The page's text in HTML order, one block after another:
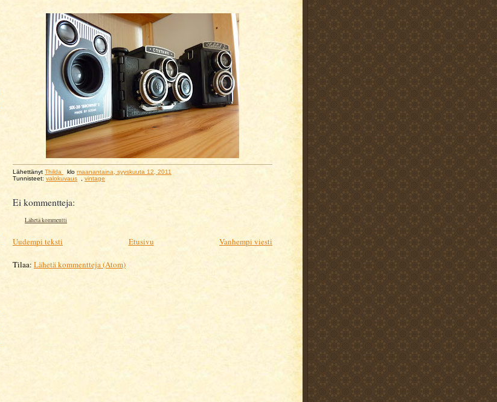
Lähettänyt Thilda klo maanantaina, syyskuuta 12, 2011
Tunnisteet: valokuvaus vintage
Ei kommentteja:
Lähetä kommentti
Uudempi teksti Vanhempi viesti
Etusivu
Tilaa: Lähetä kommentteja (Atom)